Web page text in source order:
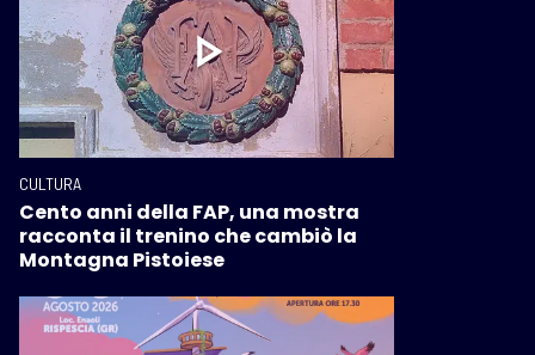
CULTURA
Cento anni della FAP, una mostra
racconta il trenino che cambiò la
Montagna Pistoiese